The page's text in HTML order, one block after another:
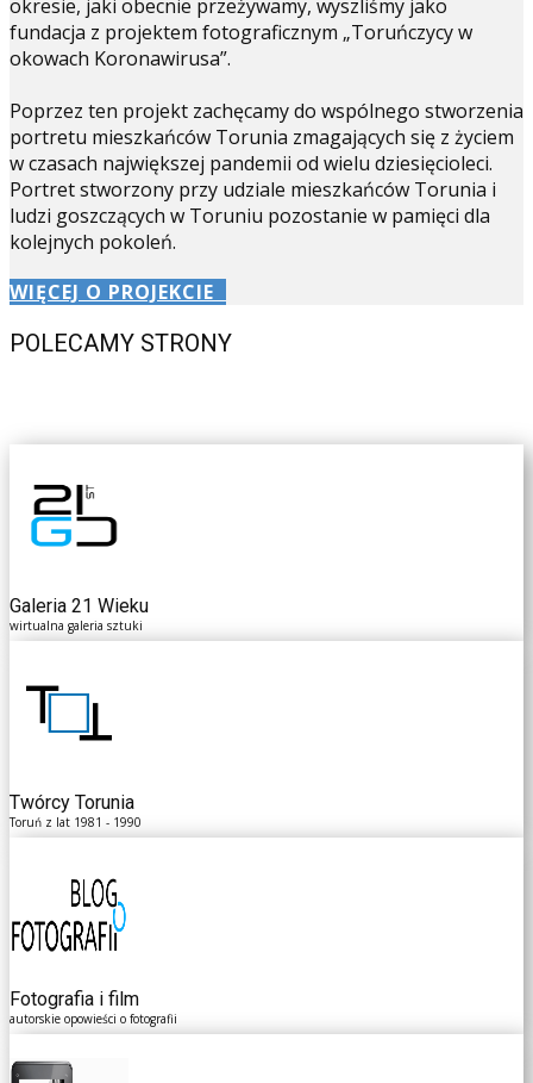
okresie, jaki obecnie przeżywamy, wyszliśmy jako
fundacja z projektem fotograficznym „Toruńczycy w
okowach Koronawirusa”.
Poprzez ten projekt zachęcamy do wspólnego stworzenia
portretu mieszkańców Torunia zmagających się z życiem
w czasach największej pandemii od wielu dziesięcioleci.
Portret stworzony przy udziale mieszkańców Torunia i
ludzi goszczących w Toruniu pozostanie w pamięci dla
kolejnych pokoleń.
WIĘCEJ O PROJEKCIE
POLECAMY STRONY
Galeria 21 Wieku
wirtualna galeria sztuki
Twórcy Torunia
Toruń z lat 1981 - 1990
Fotografia i film
autorskie opowieści o fotografii